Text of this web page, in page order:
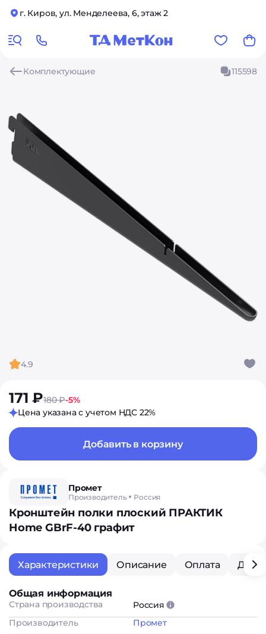
г. Киров, ул. Менделеева, 6, этаж 2
Комплектующие 115598
4.9
171 ₽180 ₽-5%
Цена указана с учетом НДС 22%
Добавить в корзину
Промет
Производитель Россия
Кронштейн полки плоский ПРАКТИК
Home GBrF-40 графит
Характеристики Описание Оплата
Общая информация
Страна производства
Россия
Производитель
Промет